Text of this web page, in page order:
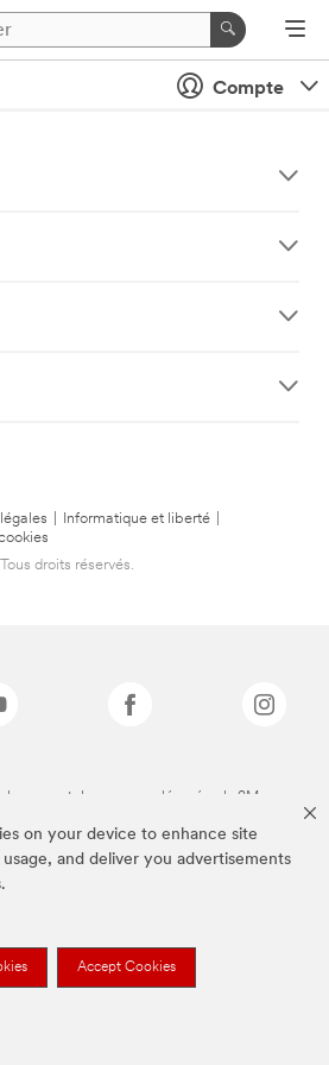
on your device to enhance site
and deliver you advertisements
Accept Cookies
Compte
Informatique et liberté
droits réservés.
sont des marques déposées de 3M.